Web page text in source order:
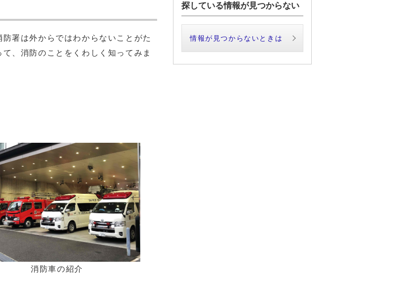
署は外からではわからないことがた
、消防のことをくわしく知ってみま
消防車の紹介
探している情報が見つからない
情報が見つからないときは